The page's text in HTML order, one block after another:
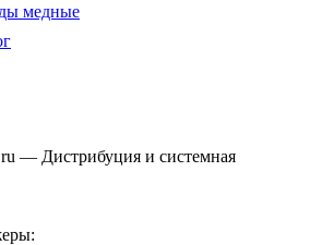
медные
— Дистрибуция и системная